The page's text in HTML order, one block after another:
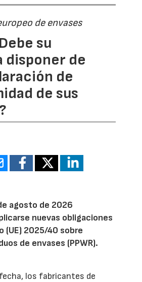
de envases
su
disponer de
de
de sus
agosto de 2026
nuevas obligaciones
(UE) 2025/40 sobre
de envases (PPWR).
los fabricantes de